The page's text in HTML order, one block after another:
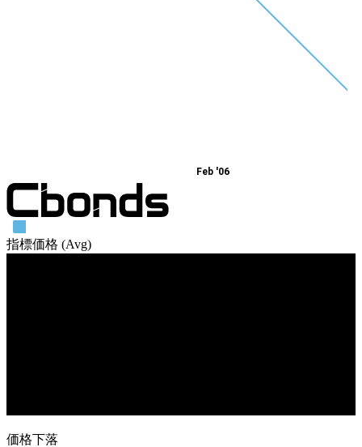
Feb '06
指標価格 (Avg)
価格下落